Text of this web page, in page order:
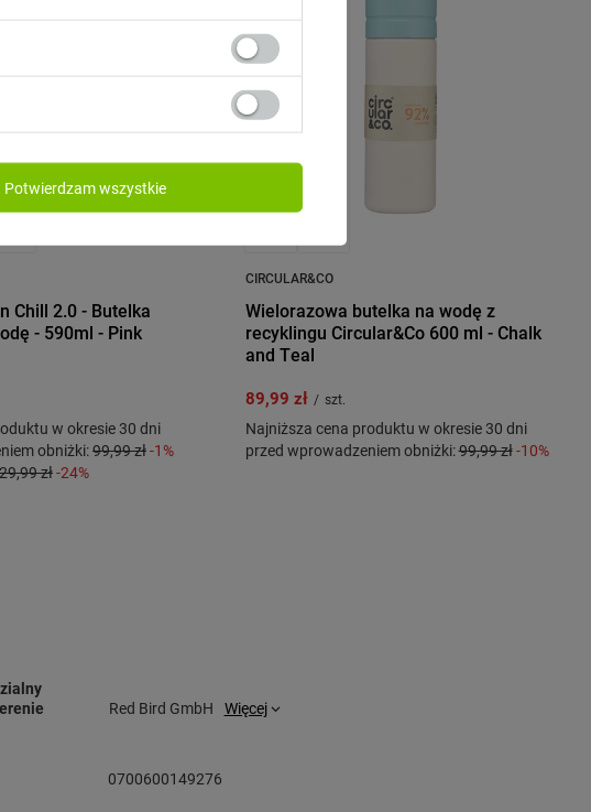
Chill 2.0 - Butelka
- 590ml - Pink
w okresie 30 dni
obniżki:99,99 zł-1%
zł-24%
CIRCULAR&CO
Wielorazowa butelka na wodę z
recyklingu Circular&Co 600 ml - Chalk
and Teal
89,99 zł / szt.
Najniższa cena produktu w okresie 30 dni
przed wprowadzeniem obniżki:99,99 zł-10%
Red Bird GmbH Więcej
0700600149276
Potwierdzam wszystkie